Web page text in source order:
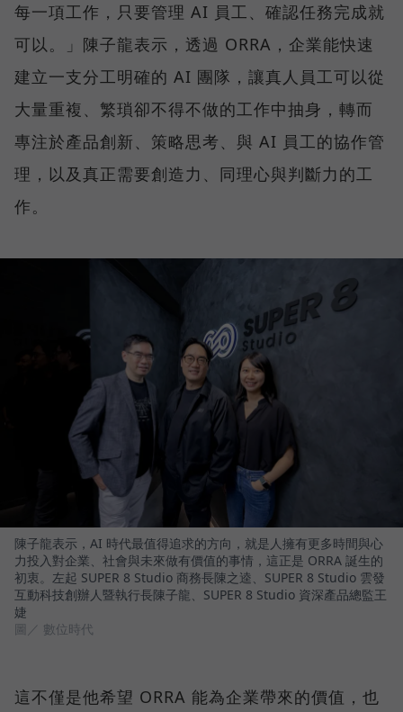
每一項工作，只要管理 AI 員工、確認任務完成就
可以。」陳子龍表示，透過 ORRA，企業能快速
建立一支分工明確的 AI 團隊，讓真人員工可以從
大量重複、繁瑣卻不得不做的工作中抽身，轉而
專注於產品創新、策略思考、與 AI 員工的協作管
理，以及真正需要創造力、同理心與判斷力的工
作。
陳子龍表示，AI 時代最值得追求的方向，就是人擁有更多時間與心
力投入對企業、社會與未來做有價值的事情，這正是 ORRA 誕生的
初衷。左起 SUPER 8 Studio 商務長陳之逵、SUPER 8 Studio 雲發
互動科技創辦人暨執行長陳子龍、SUPER 8 Studio 資深產品總監王
婕
圖／ 數位時代
這不僅是他希望 ORRA 能為企業帶來的價值，也